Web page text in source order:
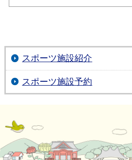
スポーツ施設紹介
スポーツ施設予約